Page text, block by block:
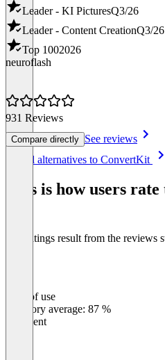
Leader - KI PicturesQ3/26
Leader - Content CreationQ3/26
Top 1002026
neuroflash
931 Reviews
Compare directly See reviews
See all alternatives to ConvertKit
This is how users
The ratings result from the
Ease of use
Category average: 87 %
Excellent